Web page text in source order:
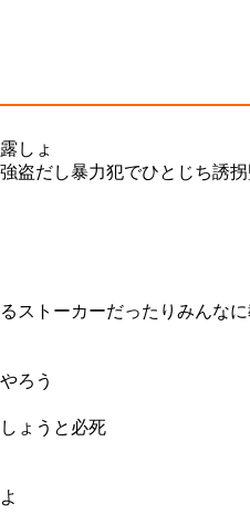
しょ
盗だし暴力犯でひとじち誘
ストーカーだったりみんな
ろう
ょうと必死